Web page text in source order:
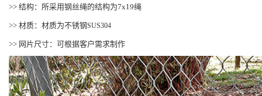
>> 结构：所采用钢丝绳的结构为7x19绳
>> 材质：材质为不锈钢SUS304
>> 网片尺寸：可根据客户需求制作